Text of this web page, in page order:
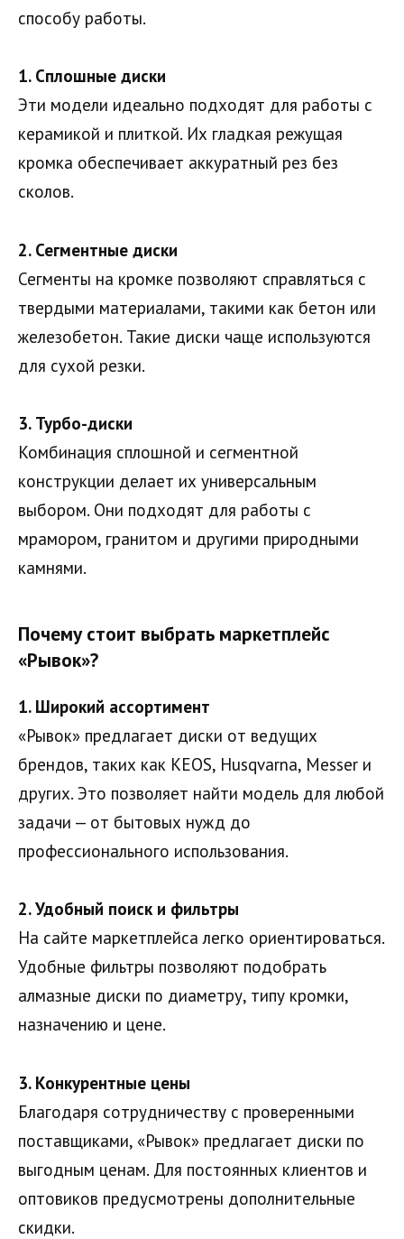
способу работы.
1. Сплошные диски
Эти модели идеально подходят для работы с
керамикой и плиткой. Их гладкая режущая
кромка обеспечивает аккуратный рез без
сколов.
2. Сегментные диски
Сегменты на кромке позволяют справляться с
твердыми материалами, такими как бетон или
железобетон. Такие диски чаще используются
для сухой резки.
3. Турбо-диски
Комбинация сплошной и сегментной
конструкции делает их универсальным
выбором. Они подходят для работы с
мрамором, гранитом и другими природными
камнями.
Почему стоит выбрать маркетплейс
«Рывок»?
1. Широкий ассортимент
«Рывок» предлагает диски от ведущих
брендов, таких как KEOS, Husqvarna, Messer и
других. Это позволяет найти модель для любой
задачи — от бытовых нужд до
профессионального использования.
2. Удобный поиск и фильтры
На сайте маркетплейса легко ориентироваться.
Удобные фильтры позволяют подобрать
алмазные диски по диаметру, типу кромки,
назначению и цене.
3. Конкурентные цены
Благодаря сотрудничеству с проверенными
поставщиками, «Рывок» предлагает диски по
выгодным ценам. Для постоянных клиентов и
оптовиков предусмотрены дополнительные
скидки.